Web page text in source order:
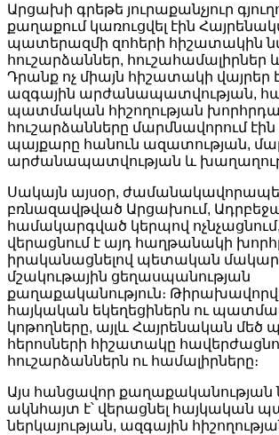
Արցախի գրեթե յուրաքանչյուր
քաղաքում կառուցվել էին
պատերազմի զոհերի հիշատակին
հուշարձաններ, հուշահամալիրներ
Դրանք ոչ միայն հիշատակի վայրեր
ազգային արժանապատվության,
պատմական հիշողության
հուշարձանները մարմնավորում էին
պայքարը հանուն ազատության,
արժանապատվության և
Սակայն այսօր,
բռնազավթված Արցախում,
համակարգված կերպով
վերացնում է այդ հաղթանակի
իրականացնելով պետական
մշակութային ցեղասպանության
քաղաքականություն։
հայկական եկեղեցիներն ու
կոթողները, այլև Հայրենական
հերոսների հիշատակը
հուշարձաններն ու համալիրները։
Այս հանցավոր
ակնհայտ է՝ վերացնել հայկական
ներկայության, ազգային